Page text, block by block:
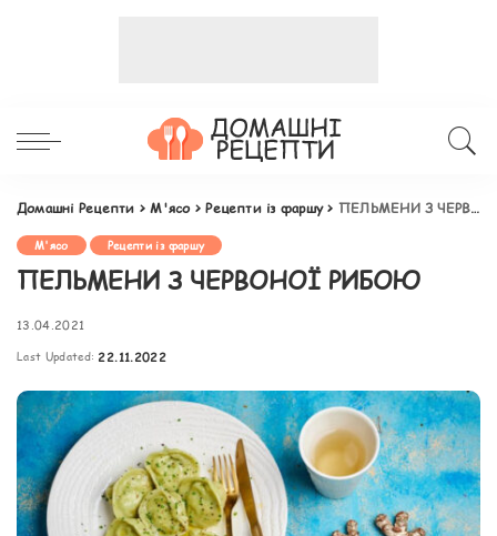
Домашні Рецепти >М'ясо>Рецепти із фаршу> ПЕЛЬМЕНИ З ЧЕРВОНОЇ РИБОЮ
М'ясо Рецепти із фаршу
ПЕЛЬМЕНИ З ЧЕРВОНОЇ РИБОЮ
13.04.2021
Last Updated: 22.11.2022